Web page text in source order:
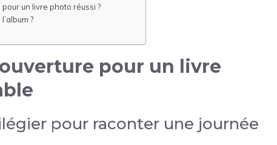
un livre photo réussi ?
?
pour un livre
pour raconter une journée